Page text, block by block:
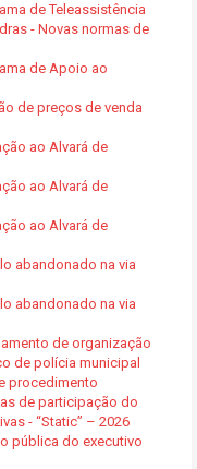
de Teleassistência
- Novas normas de
de Apoio ao
de preços de venda
ao Alvará de
ao Alvará de
ao Alvará de
abandonado na via
abandonado na via
de organização
de polícia municipal
procedimento
de participação do
- “Static” – 2026
pública do executivo